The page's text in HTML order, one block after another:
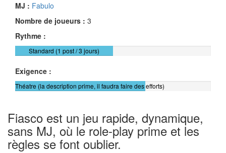
MJ : Fabulo
Nombre de joueurs : 3
Rythme :
Standard (1 post / 3 jours)
Exigence :
Théatre (la description prime, il faudra faire des efforts)
Fiasco est un jeu rapide, dynamique,
sans MJ, où le role-play prime et les
règles se font oublier.